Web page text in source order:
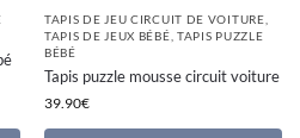
TAPIS DE JEU CIRCUIT DE VOITURE,
TAPIS DE JEUX BÉBÉ,TAPIS PUZZLE
BÉBÉ
Tapis puzzle mousse circuit voiture
39.90€